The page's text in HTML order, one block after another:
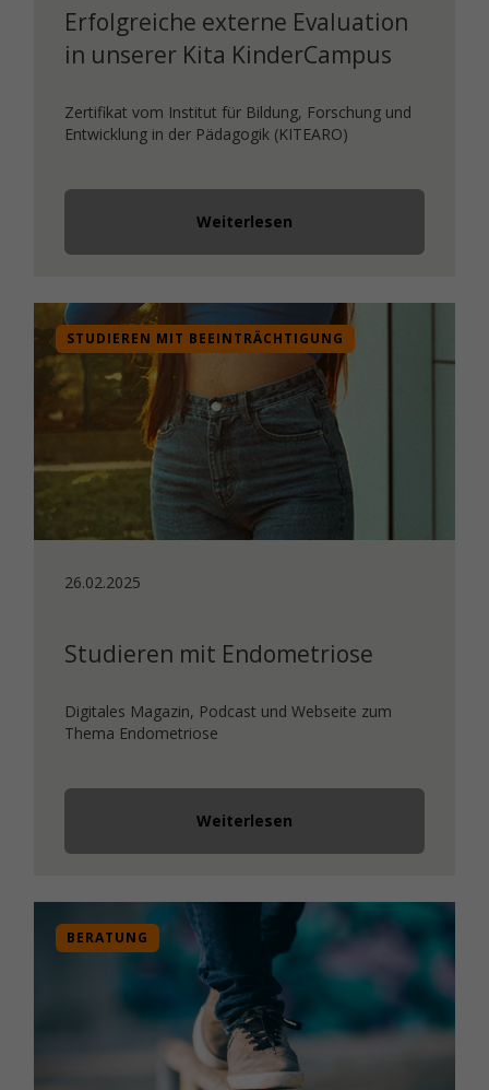
Erfolgreiche externe Evaluation
in unserer Kita KinderCampus
Zertifikat vom Institut für Bildung, Forschung und
Entwicklung in der Pädagogik (KITEARO)
Weiterlesen
STUDIEREN MIT BEEINTRÄCHTIGUNG
26.02.2025
Studieren mit Endometriose
Digitales Magazin, Podcast und Webseite zum
Thema Endometriose
Weiterlesen
BERATUNG